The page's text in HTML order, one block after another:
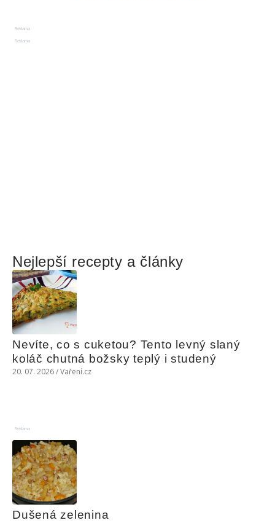
Reklama
Reklama
Nejlepší recepty a články
Nevíte, co s cuketou? Tento levný slaný
koláč chutná božsky teplý i studený
20. 07. 2026 / Vaření.cz
Reklama
Dušená zelenina